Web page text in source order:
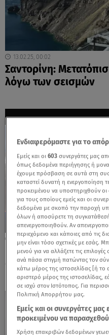
13.02.25, 00:02
Σαντορίνη:
λόγω των σεισμών
07.02.25, 20:59
Παπαζάχος στο Star
6 Ρίχτερ το
Ενδιαφερόμαστε για το
Εμείς και οι603 συνεργάτες μας
όπως δεδομένα περιήγησης ή
έχουμε πρόσβαση σε αυτά στη
καταστεί δυνατή η ενεργοποίηση
προκειμένου να υποστηριχθούν
για τους οποίους εμείς και οι
δεδομένα με σκοπό την παροχή
όλων ή αποσύρετε τη
απενεργοποιηθούν. Αν
περιεχόμενο και κάποιες από τις
μην είναι τόσο σχετικές με εσάς.
μενού για να αλλάξετε τις
ανά πάσα στιγμή πατώντας τον
κάτω μέρος της ιστοσελίδας [ή το
αριστερό μέρος της ιστοσελίδας,
σε ισχύ στον Ιστότοπος. Για
Πολιτική Απορρήτου μας.
Εμείς και οι συνεργάτες
προκειμένου να
Χρήση επακριβών δεδομένων